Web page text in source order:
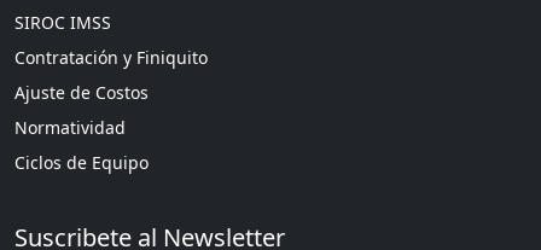
SIROC IMSS
Contratación y Finiquito
Ajuste de Costos
Normatividad
Ciclos de Equipo
Suscribete al Newsletter